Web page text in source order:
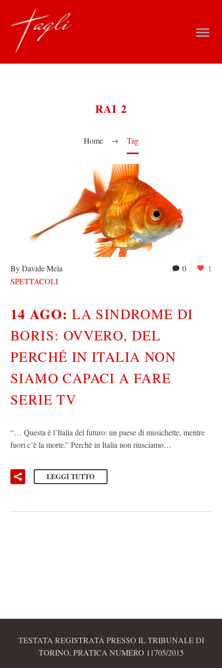
RAI 2
Home Tag
0 1
By Davide Mela
SPETTACOLI
14 AGO:LA SINDROME DI
BORIS: OVVERO, DEL
PERCHÉ IN ITALIA NON
SIAMO CAPACI A FARE
SERIE TV
“… Questa è l’Italia del futuro: un paese di musichette, mentre
fuori c’è la morte.” Perchè in Italia non riusciamo…
LEGGI TUTTO
TESTATA REGISTRATA PRESSO IL TRIBUNALE DI
TORINO, PRATICA NUMERO 11705/2015